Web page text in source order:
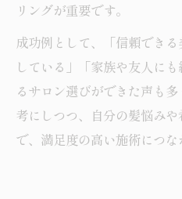
リングが重要です。
成功例として、「信頼でき
している」「家族や友人に
るサロン選びができた声も
考にしつつ、自分の髪悩み
で、満足度の高い施術につな